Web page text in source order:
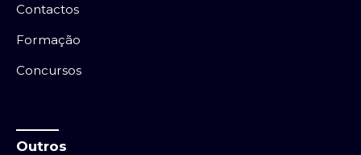
Contactos
Formação
Concursos
Outros